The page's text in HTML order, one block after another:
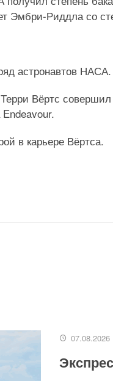
Эмбри-Риддла со
астронавтов НАСА.
Вёртс
в карьере Вёртса.
07.08.2026